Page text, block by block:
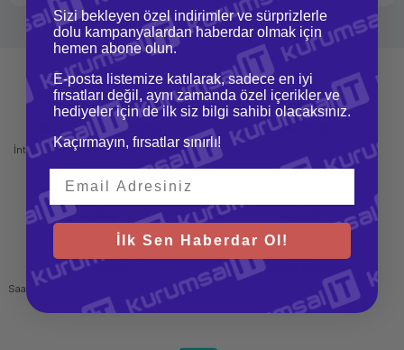
SSH / SSL desteği
MAC adresi filtreleme Evet
Erişim kontrol listesi (EKL) kuralları 512
Jumbo Frames desteği
MAC adres tablosu 8000giriş
Jumbo çerçeveler 9000
Raf montajı
Evet
Çalışma sırasında sıcaklık
-25 - 70° C
Depolama nemi Yüzde10 - 90
Çalışma sırasında bağıl nem Yüzde10 - 90
AC giriş frekansı 50/60Hz
Soru Sor
Mağazadan Teslimat
İnternetten sipariş et ve mağazadan
teslim al
İade ve Değişim
Kolay iade ve değişim imkanı
Hızlı Gönderi
Saat 15.00'a kadar yapılan siparişlerde
aynı gün kargo imkanı
Güvenli Alışveriş
256 bit SSL sertifikası
Sizi bekleyen özel indirimler ve sürprizlerle
dolu kampanyalardan haberdar olmak için
hemen abone olun.
E-posta listemize katılarak, sadece en iyi
fırsatları değil, aynı zamanda özel içerikler ve
hediyeler için de ilk siz bilgi sahibi olacaksınız.
Kaçırmayın, fırsatlar sınırlı!
İlk Sen Haberdar Ol!